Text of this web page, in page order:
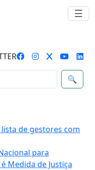
☰
🔍
de gestores com
para
Medida de Justiça